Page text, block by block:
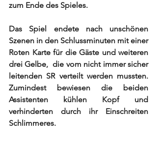
zum Ende des Spieles.
Das Spiel endete nach unschönen
Szenen in den Schlussminuten mit einer
Roten Karte für die Gäste und weiteren
drei Gelbe,  die vom nicht immer sicher
leitenden SR verteilt werden mussten.
Zumindest bewiesen die beiden
Assistenten kühlen Kopf und
verhinderten durch ihr Einschreiten
Schlimmeres.